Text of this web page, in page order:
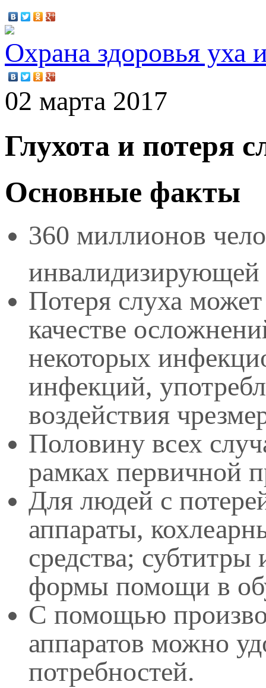
Охрана здоровья уха
02 марта 2017
Глухота и потеря
Основные факты
360 миллионов
инвалидизирующей
Потеря слуха
качестве
некоторых
инфекций,
воздействия
Половину всех
рамках первичной
Для людей с
аппараты,
средства;
формы помощи в
С помощью
аппаратов можно
потребностей.